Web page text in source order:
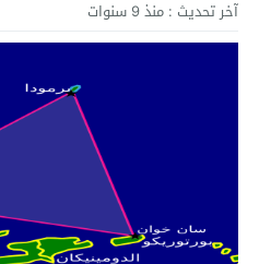
آخر تحديث : منذ 9 سنوات